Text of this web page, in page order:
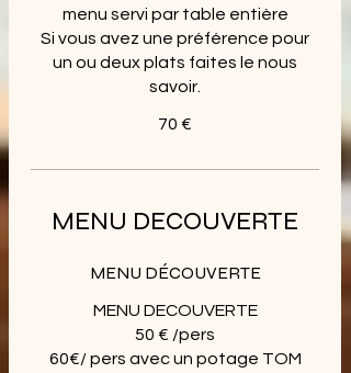
menu servi par table entière
Si vous avez une préférence pour
un ou deux plats faites le nous
savoir.
70 €
MENU DECOUVERTE
MENU DÉCOUVERTE
MENU DECOUVERTE
50 € /pers
60€/ pers avec un potage TOM